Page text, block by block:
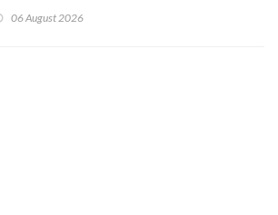
Académicos U. Católica Silva Henríquez
06 August 2026